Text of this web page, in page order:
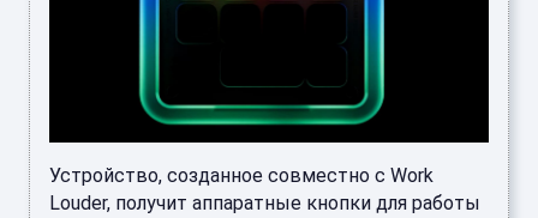
Устройство, созданное совместно с Work
Louder, получит аппаратные кнопки для работы